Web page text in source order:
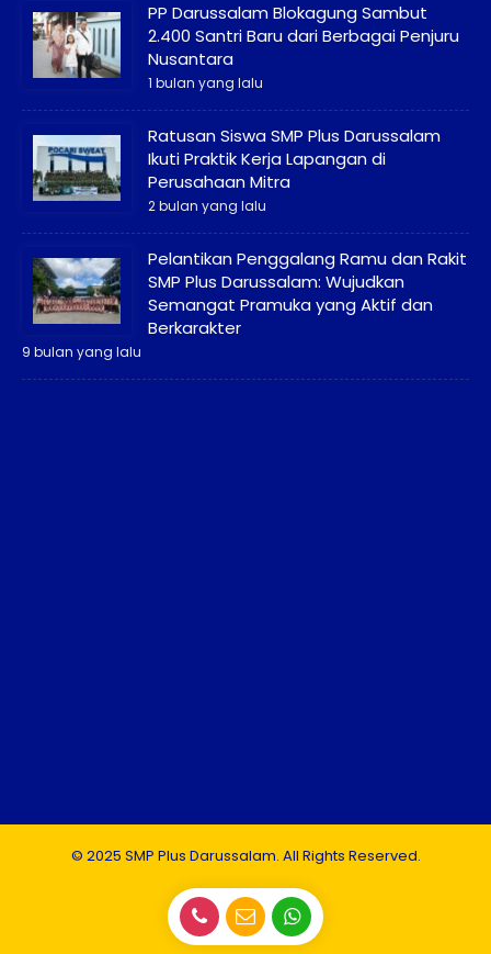
PP Darussalam Blokagung Sambut
2.400 Santri Baru dari Berbagai Penjuru
Nusantara
1 bulan yang lalu
Ratusan Siswa SMP Plus Darussalam
Ikuti Praktik Kerja Lapangan di
Perusahaan Mitra
2 bulan yang lalu
Pelantikan Penggalang Ramu dan Rakit
SMP Plus Darussalam: Wujudkan
Semangat Pramuka yang Aktif dan
Berkarakter
9 bulan yang lalu
© 2025 SMP Plus Darussalam. All Rights Reserved.